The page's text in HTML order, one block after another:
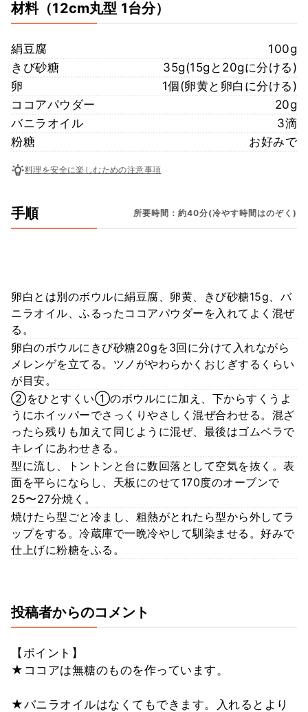
材料（12cm丸型 1台分）
絹豆腐
100g
きび砂糖
35g(15gと20gに分ける)
卵
1個(卵黄と卵白に分ける)
ココアパウダー
20g
バニラオイル
3滴
粉糖
お好みで
料理を安全に楽しむための注意事項
手順 所要時間：約40分(冷やす時間はのぞく)
卵白とは別のボウルに絹豆腐、卵黄、きび砂糖15g、バ
ニラオイル、ふるったココアパウダーを入れてよく混ぜ
る。
卵白のボウルにきび砂糖20gを3回に分けて入れながら
メレンゲを立てる。ツノがやわらかくおじぎするくらい
が目安。
②をひとすくい①のボウルにに加え、下からすくうよ
うにホイッパーでさっくりやさしく混ぜ合わせる。混ざ
ったら残りも加えて同じように混ぜ、最後はゴムベラで
キレイにあわせきる。
型に流し、トントンと台に数回落として空気を抜く。表
面を平らにならし、天板にのせて170度のオーブンで
25〜27分焼く。
焼けたら型ごと冷まし、粗熱がとれたら型から外してラ
ップをする。冷蔵庫で一晩冷やして馴染ませる。好みで
仕上げに粉糖をふる。
投稿者からのコメント
【ポイント】
★ココアは無糖のものを作っています。
★バニラオイルはなくてもできます。入れるとより